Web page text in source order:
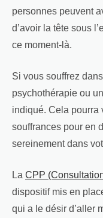
personnes peuvent
d’avoir la tête sous
ce moment-là.
Si vous souffrez
psychothérapie ou
indiqué. Cela pourra
souffrances pour en
sereinement dans
La CPP
dispositif mis en
qui a le désir d’aller